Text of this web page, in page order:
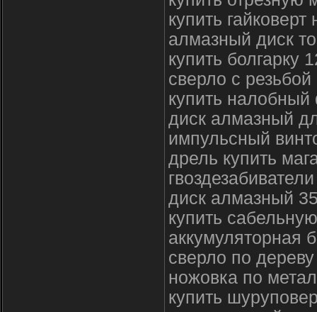
купить гайковерт
алмазный диск
купить болгарку
сверло с
купить
диск алмазный
импульсный
дрель купить
диск алмазный
купить
аккумуляторная
сверло по
ножовка по
купить